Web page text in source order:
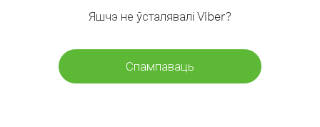
Яшчэ не ўсталявалі Viber?
Спампаваць